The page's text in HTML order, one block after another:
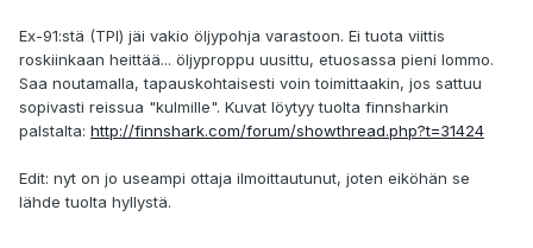
Ex-91:stä (TPI) jäi vakio öljypohja varastoon. Ei tuota viittis
roskiinkaan heittää... öljyproppu uusittu, etuosassa pieni lommo.
Saa noutamalla, tapauskohtaisesti voin toimittaakin, jos sattuu
sopivasti reissua "kulmille". Kuvat löytyy tuolta finnsharkin
palstalta: http://finnshark.com/forum/showthread.php?t=31424
Edit: nyt on jo useampi ottaja ilmoittautunut, joten eiköhän se
lähde tuolta hyllystä.